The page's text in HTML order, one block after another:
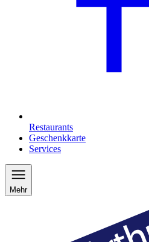
Restaurants
Geschenkkarte
Services
Mehr